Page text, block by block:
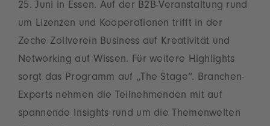
25. Juni in Essen. Auf der B2B-Veranstaltung rund
um Lizenzen und Kooperationen trifft in der
Zeche Zollverein Business auf Kreativität und
Networking auf Wissen. Für weitere Highlights
sorgt das Programm auf „The Stage“. Branchen-
Experts nehmen die Teilnehmenden mit auf
spannende Insights rund um die Themenwelten